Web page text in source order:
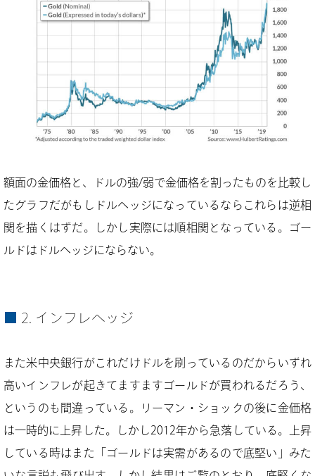
額面の金価格と、ドルの強/弱で金価格を割ったものを比較し
たグラフだがもしドルヘッジになっているならこれらは逆相
関を描くはずだ。しかし実際には順相関となっている。ゴー
ルドはドルヘッジにならない。
2. インフレヘッジ
また米中央銀行がこれだけドルを刷っているのだからいずれ
高いインフレが起きてますますゴールドが買われるだろう、
というのも間違っている。リーマン・ショックの後に金価格
は一時的に上昇した。しかし2012年から急落している。上昇
している時はまた「ゴールドは実需があるので底堅い」みた